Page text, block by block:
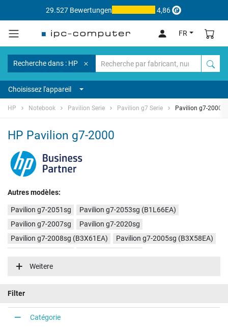
29.527 Bewertungen 4,86
FR
Recherche dans : HP
Choisissez l'appareil
HP Notebook Pavilion Serie Pavilion g7 Serie Pavilion g7-2000
HP Pavilion g7-2000
Autres modèles:
Pavilion g7-2051sg
Pavilion g7-2053sg (B1L66EA)
Pavilion g7-2007sg
Pavilion g7-2020sg
Pavilion g7-2008sg (B3X61EA)
Pavilion g7-2005sg (B3X58EA)
Pavilion g7-2007sg (B3X60EA)
Weitere
Filter
Catégorie